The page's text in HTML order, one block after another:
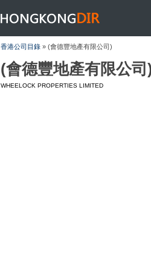
HONGKONGDIR
香港公司目錄 » (會德豐地產有限公司)
(會德豐地產有限公司
WHEELOCK PROPERTIES LIMITED